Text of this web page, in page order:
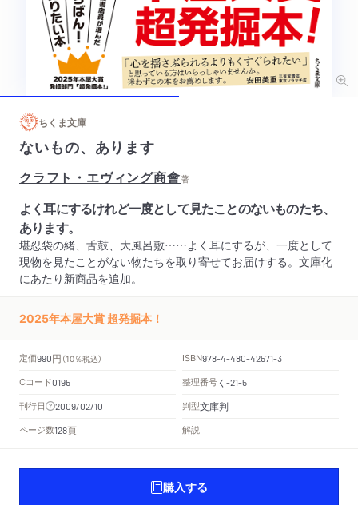
ちくま文庫
ないもの、あります
クラフト・エヴィング商會著
よく耳にするけれど一度として見たことのないものたち、
あります。
堪忍袋の緒、舌鼓、大風呂敷……よく耳にするが、一度として
現物を見たことがない物たちを取り寄せてお届けする。文庫化
にあたり新商品を追加。
2025年本屋大賞 超発掘本！
定価990円 （10％税込） ISBN978-4-480-42571-3
Cコード0195 整理番号く -21-5
刊行日 2009/02/10 判型文庫判
ページ数128頁 解説
購入する